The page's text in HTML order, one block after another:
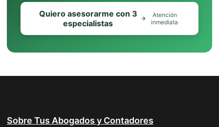
Quiero asesorarme con 3
especialistas
Atención
inmediata
Sobre Tus Abogados y Contadores